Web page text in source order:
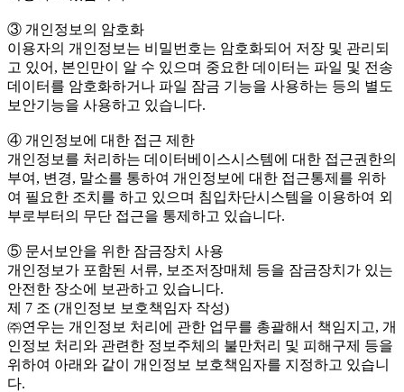
③ 개인정보의 암호화
이용자의 개인정보는 비밀번호는 암호화되어 저장 및 관리되
고 있어, 본인만이 알 수 있으며 중요한 데이터는 파일 및 전송
데이터를 암호화하거나 파일 잠금 기능을 사용하는 등의 별도
보안기능을 사용하고 있습니다.
④ 개인정보에 대한 접근 제한
개인정보를 처리하는 데이터베이스시스템에 대한 접근권한의
부여, 변경, 말소를 통하여 개인정보에 대한 접근통제를 위하
여 필요한 조치를 하고 있으며 침입차단시스템을 이용하여 외
부로부터의 무단 접근을 통제하고 있습니다.
⑤ 문서보안을 위한 잠금장치 사용
개인정보가 포함된 서류, 보조저장매체 등을 잠금장치가 있는
안전한 장소에 보관하고 있습니다.
제 7 조 (개인정보 보호책임자 작성)
㈜연우는 개인정보 처리에 관한 업무를 총괄해서 책임지고, 개
인정보 처리와 관련한 정보주체의 불만처리 및 피해구제 등을
위하여 아래와 같이 개인정보 보호책임자를 지정하고 있습니
다.